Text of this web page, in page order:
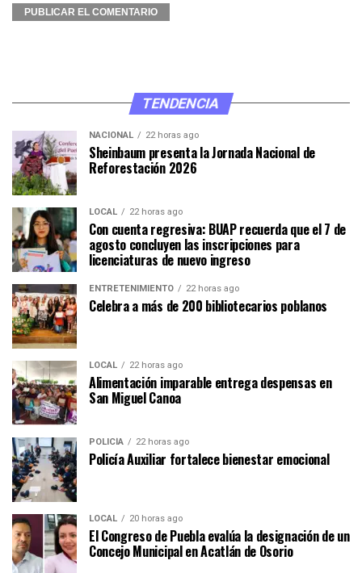
TENDENCIA
NACIONAL 22 horas ago
Sheinbaum presenta la Jornada Nacional de
Reforestación 2026
LOCAL 22 horas ago
Con cuenta regresiva: BUAP recuerda que el 7 de
agosto concluyen las inscripciones para
licenciaturas de nuevo ingreso
ENTRETENIMIENTO 22 horas ago
Celebra a más de 200 bibliotecarios poblanos
LOCAL 22 horas ago
Alimentación imparable entrega despensas en
San Miguel Canoa
POLICÍA 22 horas ago
Policía Auxiliar fortalece bienestar emocional
LOCAL 20 horas ago
El Congreso de Puebla evalúa la designación de un
Concejo Municipal en Acatlán de Osorio